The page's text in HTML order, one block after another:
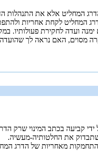
המחליט אלא את התנהלות
המחליט לקחת אחריות
ועדה לחקירת פעולותיו.
מסוים, האם נראה לך
קביעה בכתב המינוי שרק
את החלטותיה-מעשיה.
מאחריות של הדרג